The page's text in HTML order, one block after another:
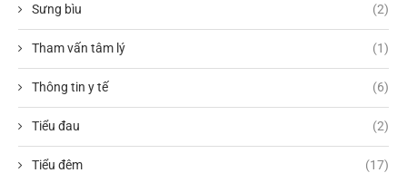
Sưng bìu (2)
Tham vấn tâm lý (1)
Thông tin y tế (6)
Tiểu đau (2)
Tiểu đêm (17)